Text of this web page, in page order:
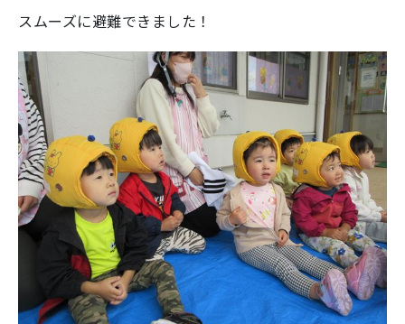
スムーズに避難できました！